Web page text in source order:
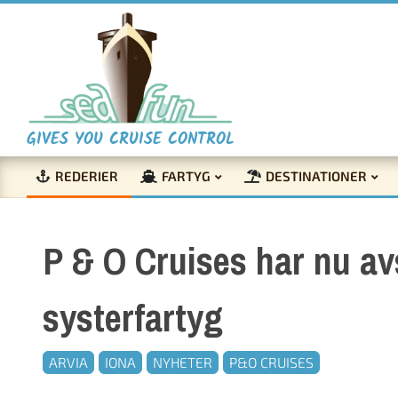
S
e
a
F
u
GIVES YOU CRUISE CONTROL
Primary
REDERIER FARTYG DESTINATIONER
P & O Cruises har nu
systerfartyg
ARVIA IONA NYHETER P&O CRUISES